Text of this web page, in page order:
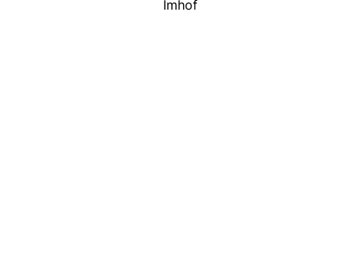
Imhof